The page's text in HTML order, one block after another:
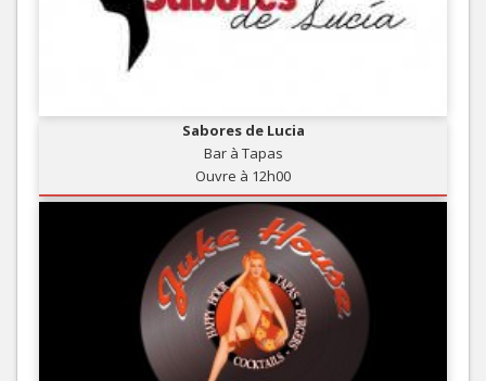
Sabores de Lucia
Bar à Tapas
Ouvre à 12h00